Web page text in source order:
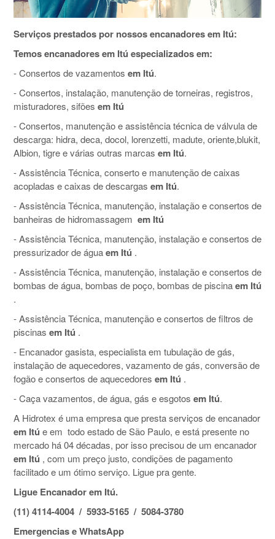
Serviços prestados por nossos encanadores em Itú:
Temos encanadores em Itú especializados em:
- Consertos de vazamentos em Itú.
- Consertos, instalação, manutenção de torneiras, registros,
misturadores, sifões em Itú
- Consertos, manutenção e assistência técnica de válvula de
descarga: hidra, deca, docol, lorenzetti, madute, oriente,blukit,
Albion, tigre e várias outras marcas em Itú.
- Assistência Técnica, conserto e manutenção de caixas
acopladas e caixas de descargas em Itú.
- Assistência Técnica, manutenção, instalação e consertos de
banheiras de hidromassagem em Itú
- Assistência Técnica, manutenção, instalação e consertos de
pressurizador de águaem Itú .
- Assistência Técnica, manutenção, instalação e consertos de
bombas de água, bombas de poço, bombas de piscinaem Itú
.
- Assistência Técnica, manutenção e consertos de filtros de
piscinas em Itú .
- Encanador gasista, especialista em tubulação de gás,
instalação de aquecedores, vazamento de gás, conversão de
fogão e consertos de aquecedores em Itú .
- Caça vazamentos, de água, gás e esgotos em Itú.
A Hidrotex é uma empresa que presta serviços de encanador
em Itú e em todo estado de São Paulo, e está presente no
mercado há 04 décadas, por isso precisou de um encanador
em Itú , com um preço justo, condições de pagamento
facilitado e um ótimo serviço. Ligue pra gente.
Ligue Encanador em Itú.
(11) 4114-4004 / 5933-5165 / 5084-3780
Emergencias e WhatsApp